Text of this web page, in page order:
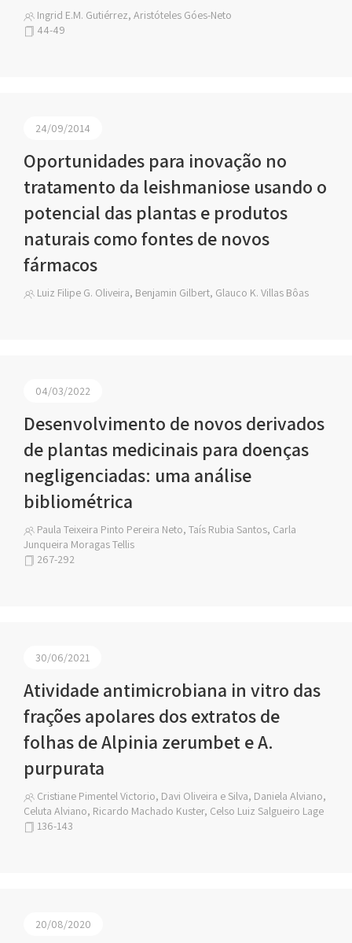
Ingrid E.M. Gutiérrez, Aristóteles Góes-Neto
44-49
24/09/2014
Oportunidades para inovação no
tratamento da leishmaniose usando o
potencial das plantas e produtos
naturais como fontes de novos
fármacos
Luiz Filipe G. Oliveira, Benjamin Gilbert, Glauco K. Villas Bôas
04/03/2022
Desenvolvimento de novos derivados
de plantas medicinais para doenças
negligenciadas: uma análise
bibliométrica
Paula Teixeira Pinto Pereira Neto, Taís Rubia Santos, Carla
Junqueira Moragas Tellis
267-292
30/06/2021
Atividade antimicrobiana in vitro das
frações apolares dos extratos de
folhas de Alpinia zerumbet e A.
purpurata
Cristiane Pimentel Victorio, Davi Oliveira e Silva, Daniela Alviano,
Celuta Alviano, Ricardo Machado Kuster, Celso Luiz Salgueiro Lage
136-143
20/08/2020